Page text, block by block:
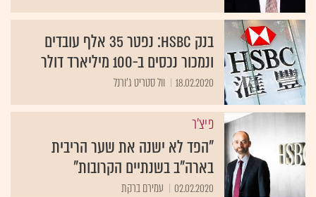
בנק HSBC: נפטר 35 אלף עובדים
ונמכור נכסים ב-100 מיליארד דולר
18.02.2020 וול סטריט ג'ורנל
פיצ'ר
"הפד לא ישנה את שער הריבית
בארה"ב בשנתיים הקרובות"
02.02.2020 עמירם ברקת